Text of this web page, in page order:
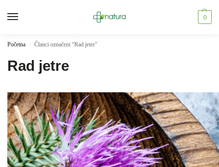
0
Početna / Članci označeni “Rad jetre”
Rad jetre